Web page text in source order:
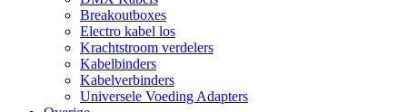
Breakoutboxes
Electro kabel los
Krachtstroom verdelers
Kabelbinders
Kabelverbinders
Universele Voeding Adapters